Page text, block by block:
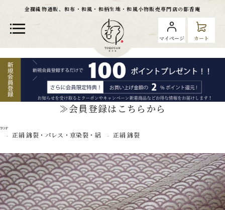
金襴織物通販、和布・和風・和柄生地・和風小物販売専門店の都香庵
マイページ カート
≫会員登録はこちらから
TOP
正絹 錦裂・パレス・京染裂・絽 正絹 錦裂